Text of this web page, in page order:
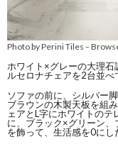
Photo by Perini Tiles –
ホワイト×グレーの大理
ルセロナチェアを2台並べ
ソファの前に、シルバー
ブラウンの木製天板を組
ェアとL字にホワイトの
に、ブラック×グリーン
を飾って、生活感を0にし